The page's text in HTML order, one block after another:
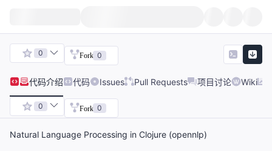
0 Fork 0
代码介绍 代码 Issues Pull Requests 项目讨论 Wiki
0 Fork 0
Natural Language Processing in Clojure (opennlp)